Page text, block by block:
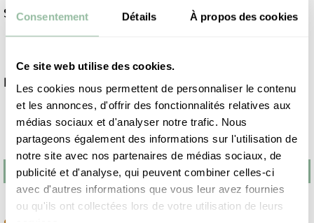
Consentement Détails À propos des cookies
Ce site web utilise des cookies.
Les cookies nous permettent de personnaliser le contenu
et les annonces, d'offrir des fonctionnalités relatives aux
médias sociaux et d'analyser notre trafic. Nous
partageons également des informations sur l'utilisation de
notre site avec nos partenaires de médias sociaux, de
publicité et d'analyse, qui peuvent combiner celles-ci
avec d'autres informations que vous leur avez fournies
ou qu'ils ont collectées lors de votre utilisation de leurs
Suppléments :
Suite Executive (80m2) : +450 MAD
Ksar : +2500 MAD
Politique d’annulation :
Plus de 48 heures avant la date de l’arrivée : Annulation
sans frais
48 heures et moins avant la date d’arrivée : Première nuit
et 13% des Buy-In facturés comme pénalités.
RÉSERVER